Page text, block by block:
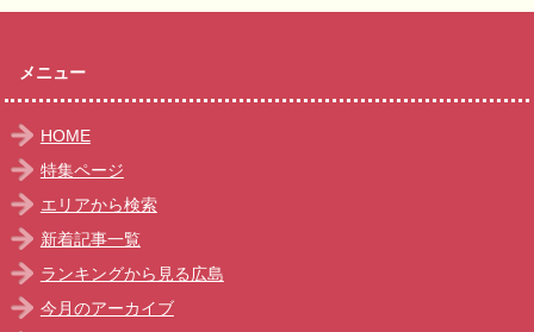
メニュー
HOME
特集ページ
エリアから検索
新着記事一覧
ランキングから見る広島
今月のアーカイブ